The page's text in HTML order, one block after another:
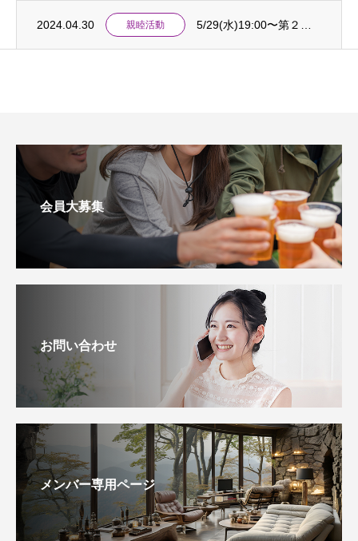
2024.04.30 親睦活動 5/29(水)19:00〜第２回 大宮でBBQ親睦会
会員大募集
お問い合わせ
メンバー専用ページ